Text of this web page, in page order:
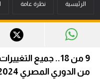
أخبار
ميركاتو
الرئيسية نظرة عامة
9 من 18.. جميع
من الدوري المصري 2024-25